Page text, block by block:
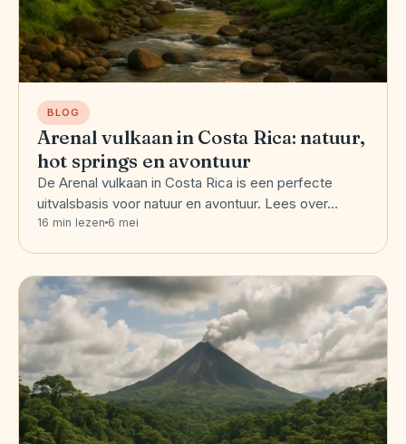
BLOG
Arenal vulkaan in Costa Rica: natuur,
hot springs en avontuur
De Arenal vulkaan in Costa Rica is een perfecte
uitvalsbasis voor natuur en avontuur. Lees over…
16 min lezen 6 mei